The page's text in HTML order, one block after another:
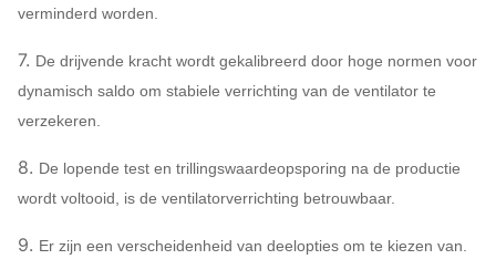
Centrifugaallucht
actuator, Schokisolator,
Vloeibare koppeling, de dekking van
sensor, Zachte aanzet,
Elektromotor, Systeem
enz.
verminderd worden.
7. De drijvende kracht wordt gekalibreerd door hoge normen voor
dynamisch saldo om stabiele verrichting van de ventilator te
verzekeren.
8. De lopende test en trillingswaardeopsporing na de productie
wordt voltooid, is de ventilatorverrichting betrouwbaar.
9. Er zijn een verscheidenheid van deelopties om te kiezen van.